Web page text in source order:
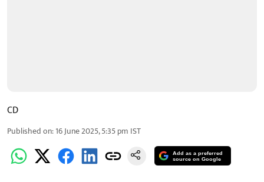
CD
Published on:16 June 2025, 5:35 pm IST
Add as a preferred
source on Google